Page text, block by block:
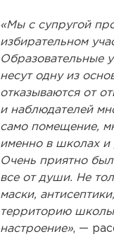
«Мы с супругой
избирательном
Образовательные
несут одну из
отказываются от
и наблюдателей
само помещение,
именно в школах и
Очень приятно
все от души. Не
маски,
территорию
настроение», —